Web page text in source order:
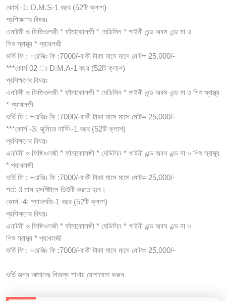
কোর্স -1: D.M.S-1 বছর (52টি ক্লাশ)
প্রশিক্ষণের বিষয়ঃ
এনাটমী ও ফিজিওলজী * র্ফামাকোলজী * মেডিসিন * গাইনী এন্ড অবস এন্ড মা ও
শিশু স্বাস্থ্য * প্যাথলজী
ভর্তি ফি : +রেজিঃ ফি :7000/-বাকী টাকা মাসে মাসে মোট= 25,000/-
***কোর্স 02 ঃ D.M.A-1 বছর (52টি ক্লাশ)
প্রশিক্ষণের বিষয়ঃ
এনাটমী ও ফিজিওলজী * র্ফামাকোলজী * মেডিসিন * গাইনী এন্ড অবস এন্ড মা ও শিশু স্বাস্থ্য
* প্যাথলজী
ভর্তি ফি : +রেজিঃ ফি :7000/-বাকী টাকা মাসে মাসে মোট= 25,000/-
***কোর্স -3: জুনিয়র নার্সিং-1 বছর (52টি ক্লাশ)
প্রশিক্ষণের বিষয়ঃ
এনাটমী ও ফিজিওলজী * র্ফামাকোলজী * মেডিসিন * গাইনী এন্ড অবস এন্ড মা ও শিশু স্বাস্থ্য
* প্যাথলজী
ভর্তি ফি : +রেজিঃ ফি :7000/-বাকী টাকা মাসে মাসে মোট= 25,000/-
শর্ত: 3 মাস হসপিটালে ডিউটি করতে হবে।
কোর্স -4: প্যাথলজি-1 বছর (52টি ক্লাশ)
প্রশিক্ষণের বিষয়ঃ
এনাটমী ও ফিজিওলজী * র্ফামাকোলজী * মেডিসিন * গাইনী এন্ড অবস এন্ড মা ও
শিশু স্বাস্থ্য * প্যাথলজী
ভর্তি ফি : +রেজিঃ ফি :7000/-বাকী টাকা মাসে মাসে মোট= 25,000/-
ভর্তি জন্য আমাদের নিজস্ব শাখায় যোগাযোগ করুন